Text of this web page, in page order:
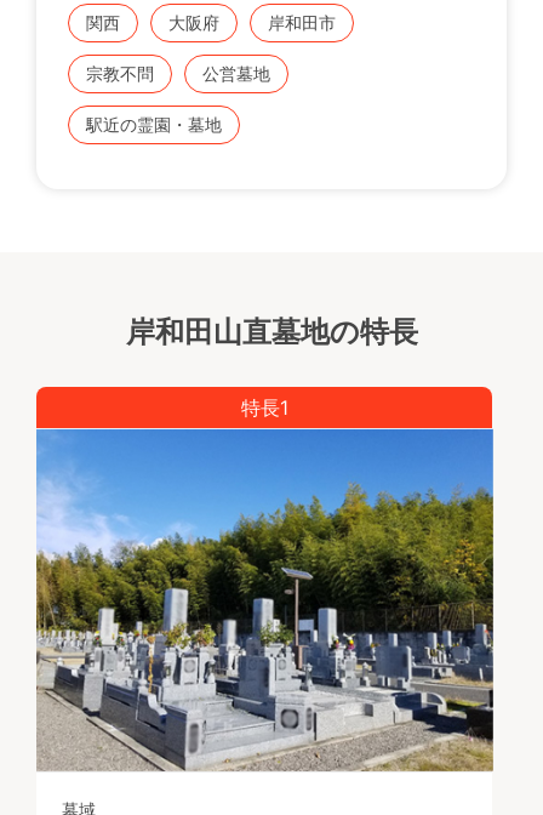
ラット構造です。
２．５平米～３平米の特別区画も数箇所あります。
関西 大阪府 岸和田市
宗教不問 公営墓地
駅近の霊園・墓地
岸和田山直墓地の特長
特長1
墓域